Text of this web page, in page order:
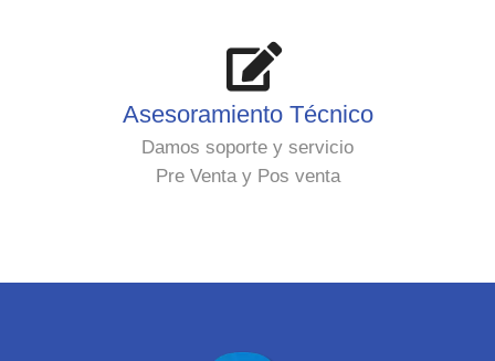
Asesoramiento Técnico
Damos soporte y servicio
Pre Venta y Pos venta